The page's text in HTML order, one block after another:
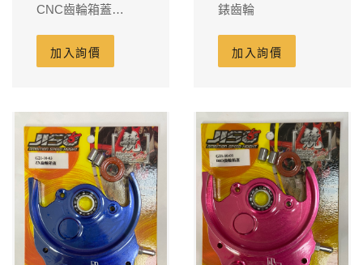
CNC齒輪箱蓋
加入詢價
錶齒輪
加入詢價